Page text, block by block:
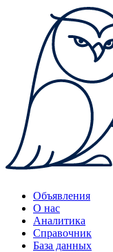
Объявления
О нас
Аналитика
Справочник
База данных